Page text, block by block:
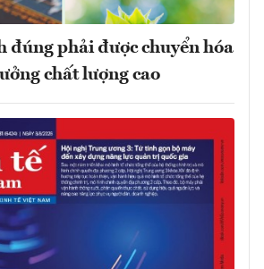
đúng phải được chuyển hóa
chất lượng cao